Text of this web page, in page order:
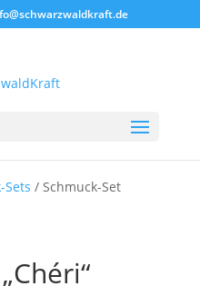
Sets / Schmuck-Set